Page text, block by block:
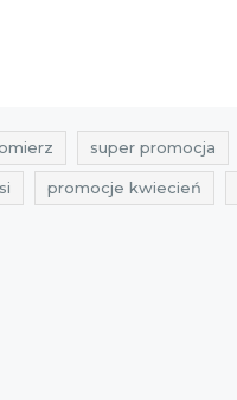
super promocja
promocje kwiecień